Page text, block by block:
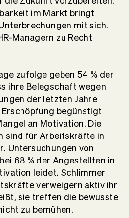
im Markt bringt
mit sich.
Managern zu Recht
zufolge geben 54 % der
ihre Belegschaft wegen
der letzten Jahre
begünstigt
an Motivation. Die
sind für Arbeitskräfte in
Untersuchungen von
68 % der Angestellten in
leidet. Schlimmer
verweigern aktiv ihr
sie treffen die bewusste
zu bemühen.